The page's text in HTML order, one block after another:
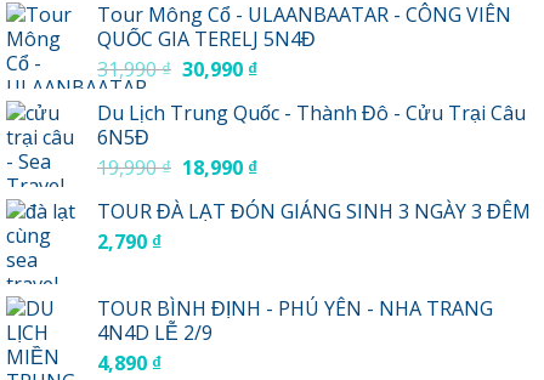
Tour Mông Cổ - ULAANBAATAR - CÔNG VIÊN
QUỐC GIA TERELJ 5N4Đ
31,990₫ Giá
là:
30,990 ₫Giá
tại
30,990 ₫.
Du Lịch Trung Quốc - Thành Đô - Cửu Trại Câu
6N5Đ
19,990₫ Giá
là:
18,990 ₫Giá
tại
TOUR ĐÀ LẠT ĐÓN GIÁNG SINH 3 NGÀY 3 ĐÊM
2,790 ₫
TOUR BÌNH ĐỊNH - PHÚ YÊN - NHA TRANG
4N4D LỄ 2/9
4,890 ₫